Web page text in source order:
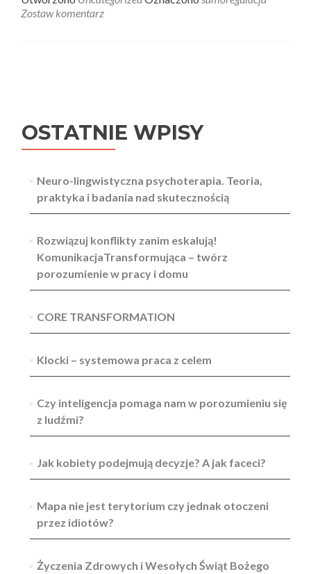
samoregulacja
Zostaw komentarz
OSTATNIE WPISY
Neuro-lingwistyczna psychoterapia. Teoria,
praktyka i badania nad skutecznością
Rozwiązuj konflikty zanim eskalują!
KomunikacjaTransformująca – twórz
porozumienie w pracy i domu
CORE TRANSFORMATION
Klocki – systemowa praca z celem
Czy inteligencja pomaga nam w porozumieniu się
z ludźmi?
Jak kobiety podejmują decyzje? A jak faceci?
Mapa nie jest terytorium czy jednak otoczeni
przez idiotów?
Życzenia Zdrowych i Wesołych Świąt Bożego